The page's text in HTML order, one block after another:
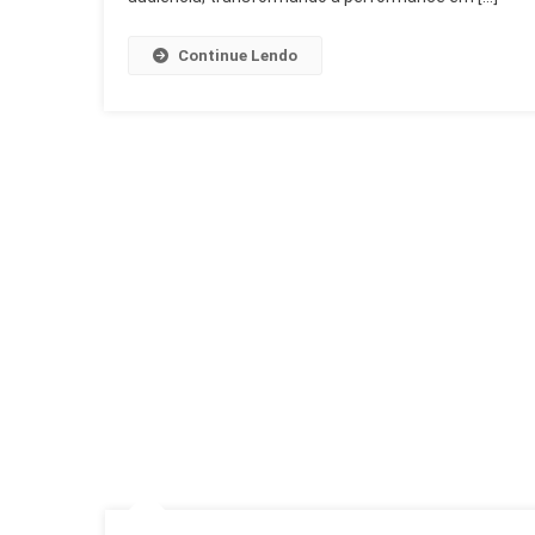
Continue Lendo